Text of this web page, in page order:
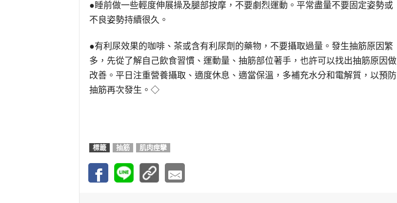
●睡前做一些輕度伸展操及腿部按摩，不要劇烈運動。平常盡量不要固定姿勢或
不良姿勢持續很久。
●有利尿效果的咖啡、茶或含有利尿劑的藥物，不要攝取過量。發生抽筋原因繁
多，先從了解自己飲食習慣、運動量、抽筋部位著手，也許可以找出抽筋原因做
改善。平日注重營養攝取、適度休息、適當保溫，多補充水分和電解質，以預防
抽筋再次發生。◇
標籤 抽筋 肌肉痙攣